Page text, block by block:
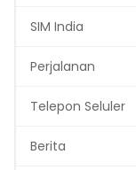
SIM India
Perjalanan
Telepon Seluler
Berita